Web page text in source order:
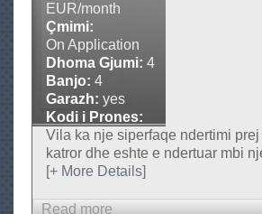
r
h
t
j
e
EUR/month
Çmimi:
On Application
Dhoma Gjumi: 4
Banjo: 4
Garazh: yes
Kodi i Prones:
AP-356
Vila ka nje siperfaqe ndertimi
katror dhe eshte e ndertuar mbi
[+ More Details]
Read more